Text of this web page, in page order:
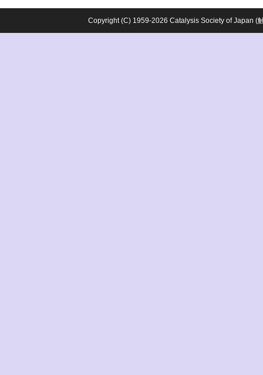
Copyright (C) 1959-2026 Catalysis Society of Japan (